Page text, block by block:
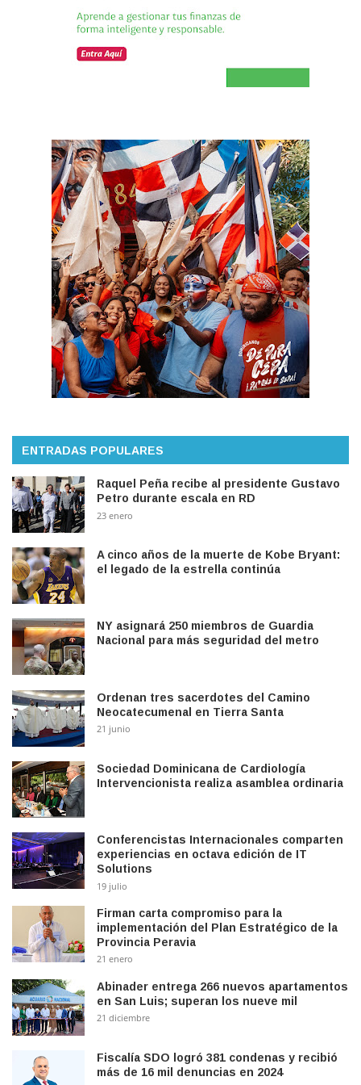
ENTRADAS POPULARES
Raquel Peña recibe al presidente Gustavo
Petro durante escala en RD
23 enero
A cinco años de la muerte de Kobe Bryant:
el legado de la estrella continúa
NY asignará 250 miembros de Guardia
Nacional para más seguridad del metro
Ordenan tres sacerdotes del Camino
Neocatecumenal en Tierra Santa
21 junio
Sociedad Dominicana de Cardiología
Intervencionista realiza asamblea ordinaria
Conferencistas Internacionales comparten
experiencias en octava edición de IT
Solutions
19 julio
Firman carta compromiso para la
implementación del Plan Estratégico de la
Provincia Peravia
21 enero
Abinader entrega 266 nuevos apartamentos
en San Luis; superan los nueve mil
21 diciembre
Fiscalía SDO logró 381 condenas y recibió
más de 16 mil denuncias en 2024